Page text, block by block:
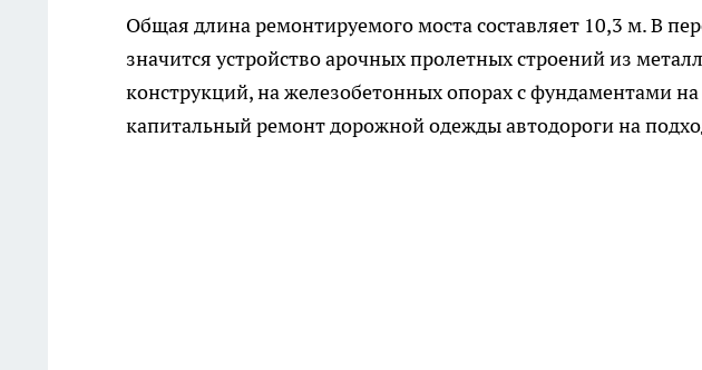
Общая длина ремонтируемого моста составляет 10,3 м. В
значится устройство арочных пролетных строений из
конструкций, на железобетонных опорах с фундаментами
капитальный ремонт дорожной одежды автодороги на